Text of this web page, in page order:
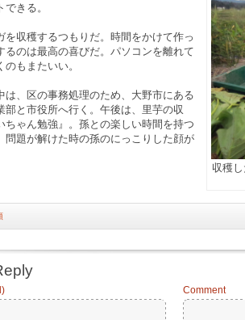
収穫
きる。
を収穫するつもりだ。時間をかけて作っ
るのは最高の喜びだ。パソコンを離れて
もまたいい。
は、区の事務処理のため、大野市にある
部と市役所へ行く。午後は、里芋の収
ちゃん勉強』。孫との楽しい時間を持つ
問題が解けた時の孫のにっこりした顔が
Comment